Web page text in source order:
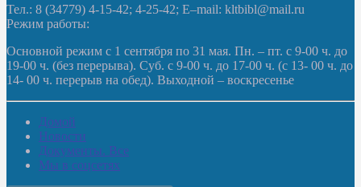
Тел.: 8 (34779) 4-15-42; 4-25-42; E–mail: kltbibl@mail.ru
Режим работы:
Основной режим с 1 сентября по 31 мая. Пн. – пт. с 9-00 ч. до
19-00 ч. (без перерыва). Суб. с 9-00 ч. до 17-00 ч. (с 13- 00 ч. до
14- 00 ч. перерыв на обед). Выходной – воскресенье
Домой
Новости
Документы. Все
Мы в соцсетях